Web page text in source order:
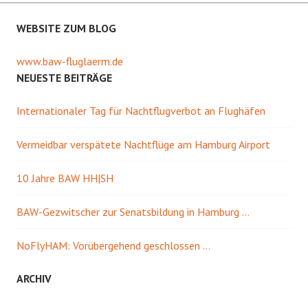
WEBSITE ZUM BLOG
www.baw-fluglaerm.de
NEUESTE BEITRÄGE
Internationaler Tag für Nachtflugverbot an Flughäfen
Vermeidbar verspätete Nachtflüge am Hamburg Airport
10 Jahre BAW HH|SH
BAW-Gezwitscher zur Senatsbildung in Hamburg …
NoFlyHAM: Vorübergehend geschlossen …
ARCHIV